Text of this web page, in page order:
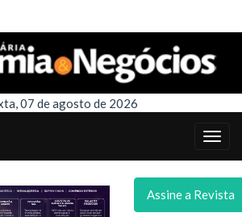
07 de agosto de 2026
Assine a Revista